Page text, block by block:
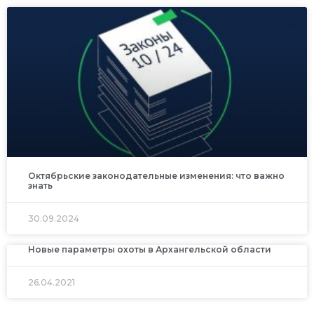
Октябрьские законодательные изменения: что важно
знать
30.09.2024
Новые параметры охоты в Архангельской области
26.04.2021